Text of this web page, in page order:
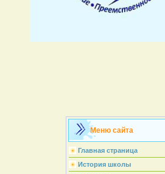
Меню сайта
Главная страница
История школы